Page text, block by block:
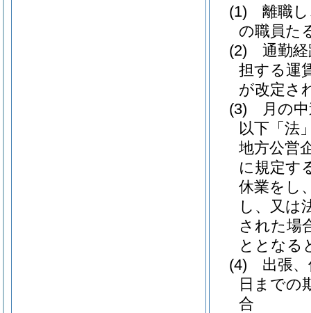
(1)
離職
の職員た
(2)
通勤
担する運
が改定さ
(3)
月の
以下「法
地方公営
に規定す
休業をし
し、又は
された場
ととなる
(4)
出張
日までの
合